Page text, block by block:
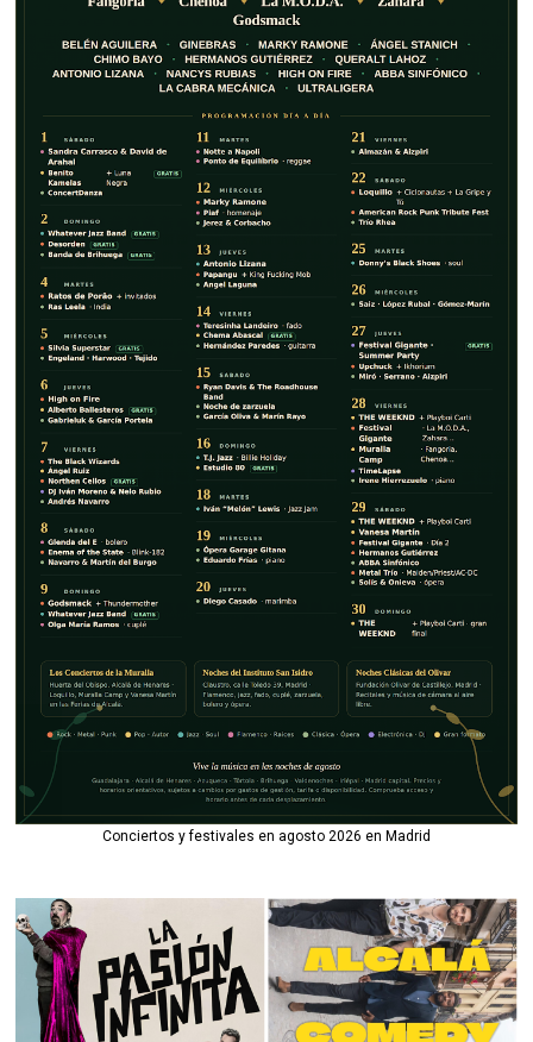
Conciertos y festivales en agosto 2026 en Madrid